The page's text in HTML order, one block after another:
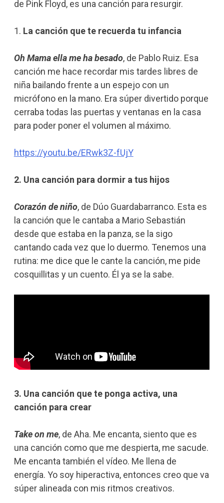
de Pink Floyd, es una canción para resurgir.
1. La canción que te recuerda tu infancia
Oh Mama ella me ha besado, de Pablo Ruiz. Esa
canción me hace recordar mis tardes libres de
niña bailando frente a un espejo con un
micrófono en la mano. Era súper divertido porque
cerraba todas las puertas y ventanas en la casa
para poder poner el volumen al máximo.
https://youtu.be/ERwk3Z-fUjY
2. Una canción para dormir a tus hijos
Corazón de niño, de Dúo Guardabarranco. Esta es
la canción que le cantaba a Mario Sebastián
desde que estaba en la panza, se la sigo
cantando cada vez que lo duermo. Tenemos una
rutina: me dice que le cante la canción, me pide
cosquillitas y un cuento. Él ya se la sabe.
3. Una canción que te ponga activa, una
canción para crear
Take on me, de Aha. Me encanta, siento que es
una canción como que me despierta, me sacude.
Me encanta también el vídeo. Me llena de
energía. Yo soy hiperactiva, entonces creo que va
súper alineada con mis ritmos creativos.